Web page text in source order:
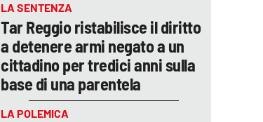
LA SENTENZA
Tar Reggio ristabilisce il diritto
a detenere armi negato a un
cittadino per tredici anni sulla
base di una parentela
LA POLEMICA